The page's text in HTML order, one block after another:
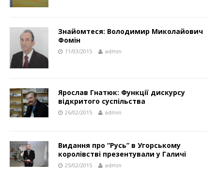
Знайомтеся: Володимир Миколайович
Фомін
11/03/2015 admin
Ярослав Гнатюк: Функції дискурсу
відкритого суспільства
26/02/2015 admin
Видання про “Русь” в Угорському
королівстві презентували у Галичі
25/02/2015 admin